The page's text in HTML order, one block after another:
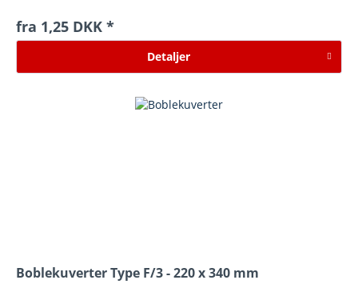
fra 1,25 DKK *
Detaljer
Boblekuverter Type F/3 - 220 x 340 mm